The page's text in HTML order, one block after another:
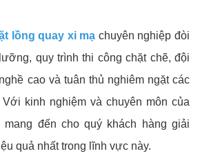
lồng quay xi mạ chuyên nghiệp đòi
quy trình thi công chặt chẽ, đội
cao và tuân thủ nghiêm ngặt các
kinh nghiệm và chuyên môn của
mang đến cho quý khách hàng giải
quả nhất trong lĩnh vực này.